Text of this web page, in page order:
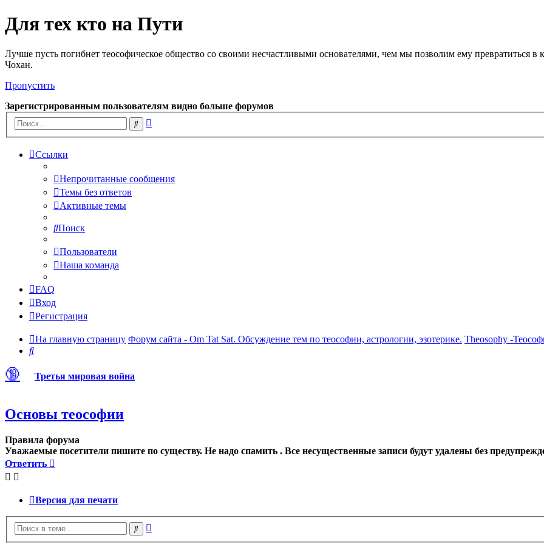
Для тех кто на Пути
Лучше пусть погибнет теософическое общество со своими несчастливыми основателями, чем мы позволим ему превратиться
Чохан.
Пропустить
Зарегистрированным пользователям видно больше форумов
Поиск
Ссылки
Непрочитанные сообщения
Темы без ответов
Активные темы
Поиск
Пользователи
Наша команда
FAQ
Вход
Регистрация
На главную страницу Форум сайта - Om Tat Sat. Обсуждение тем по теософии, астрологии, эзотерике. Theosophy -
Поиск
🔞 Третья мировая война
Основы теософии
Правила форума
Уважаемые посетители пишите по существу. Не надо спамить . Все несущественные записи будут удалены без
Ответить
Версия для печати
Поиск